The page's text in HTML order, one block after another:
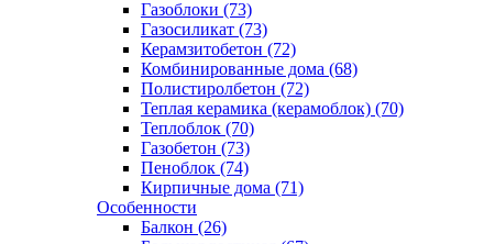
Газоблоки (73)
Газосиликат (73)
Керамзитобетон (72)
Комбинированные дома (68)
Полистиролбетон (72)
Теплая керамика (керамоблок) (70)
Теплоблок (70)
Газобетон (73)
Пеноблок (74)
Кирпичные дома (71)
Особенности
Балкон (26)